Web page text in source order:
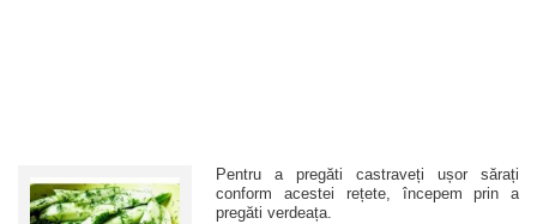
Pentru a pregăti castraveți ușor sărați
conform acestei rețete, începem prin a
pregăti verdeața.